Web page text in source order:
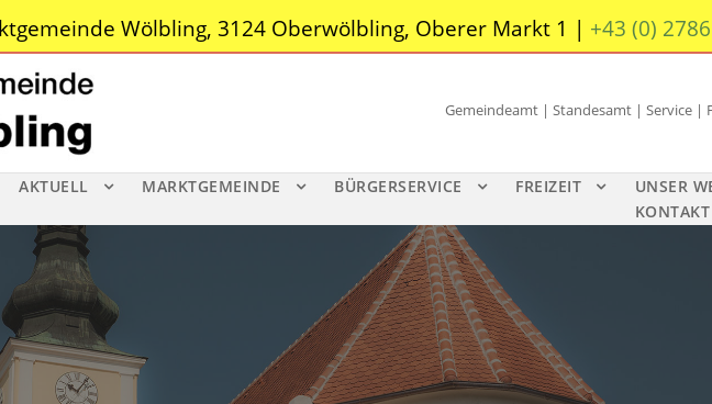
Wölbling, 3124 Oberwölbling, Oberer Markt 1 | +43 (0)
Gemeindeamt | Standesamt | Service |
AKTUELL MARKTGEMEINDE BÜRGERSERVICE FREIZEIT
UNSER
KONTAKT